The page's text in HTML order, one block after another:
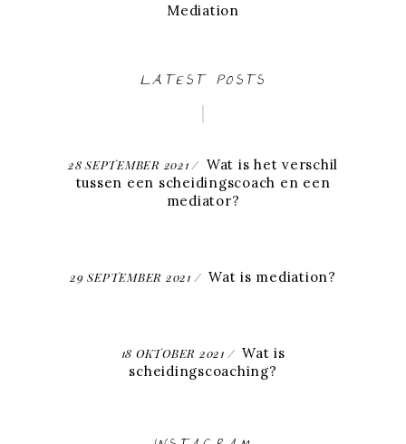
Mediation
LATEST POSTS
28 SEPTEMBER 2021
Wat is het verschil
tussen een scheidingscoach en een
mediator?
29 SEPTEMBER 2021 Wat is mediation?
18 OKTOBER 2021
Wat is
scheidingscoaching?